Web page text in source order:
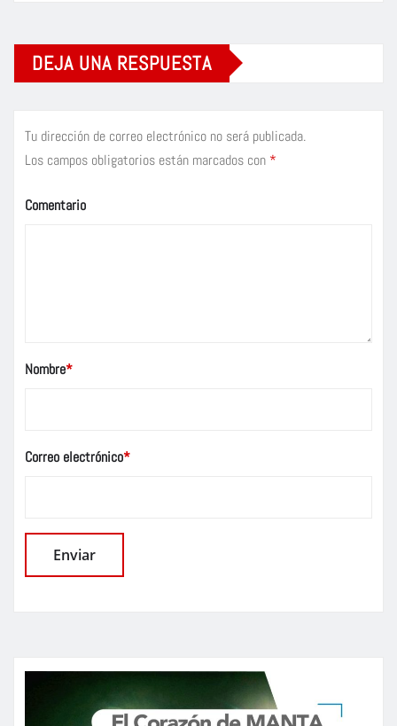
DEJA UNA RESPUESTA
Tu dirección de correo electrónico no será publicada.
Los campos obligatorios están marcados con *
Comentario
Nombre*
Correo electrónico*